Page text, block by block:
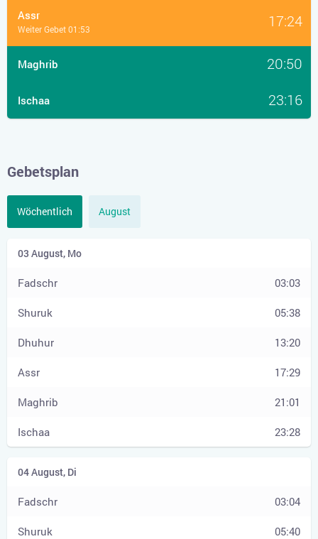
Assr 17:24
Weiter Gebet 01:53
Maghrib 20:50
Ischaa 23:16
Gebetsplan
Wöchentlich August
03:03
05:38
13:20
17:29
21:01
23:28
03:04
05:40